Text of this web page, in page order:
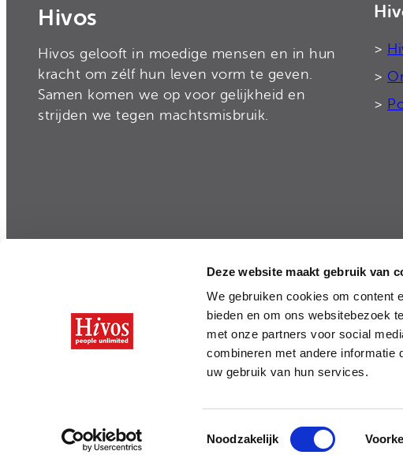
Deze website maakt gebruik van
We gebruiken cookies om content
bieden en om ons websitebezoek
met onze partners voor social
combineren met andere informatie
uw gebruik van hun services.
Toestemmingsselectie
Noodzakelijk
Hivos
Hivos gelooft in moedige mensen en in hun
kracht om zélf hun leven vorm te geven.
Samen komen we op voor gelijkheid en
strijden we tegen machtsmisbruik.
>
>
>
Integriteit en Transparantie